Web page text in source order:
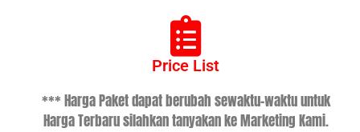
Price List
*** Harga Paket dapat berubah sewaktu-waktu untuk
Harga Terbaru silahkan tanyakan ke Marketing Kami.